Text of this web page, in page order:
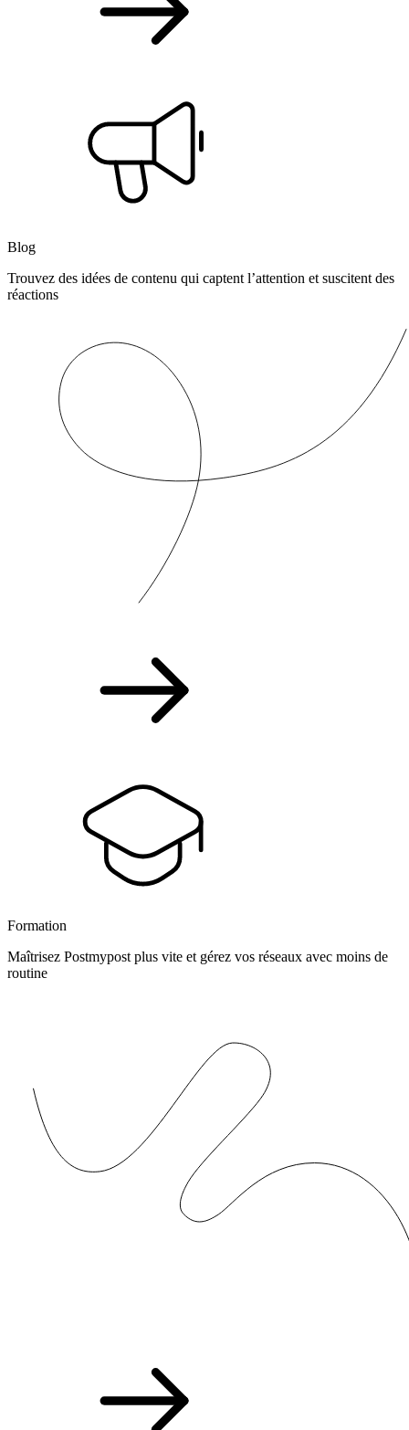
Blog
Trouvez des idées de contenu qui captent l’attention et suscitent des
réactions
Formation
Maîtrisez Postmypost plus vite et gérez vos réseaux avec moins de
routine